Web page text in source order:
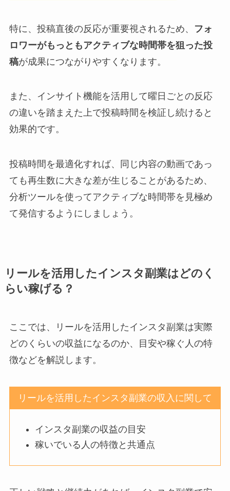
特に、投稿直後の反応が重要視されるため、
フォ
ロワーがもっともアクティブな時間帯を狙った投
稿が成果につながりやすくなります。
また、インサイト機能を活用して曜日ごとの反応
の違いを踏まえた上で投稿時間を検証し続けると
効果的です。
投稿時間を最適化すれば、同じ内容の動画であっ
ても再生数に大きな差が生じることがあるため、
分析ツールを使ってアクティブな時間帯を見極め
て発信するようにしましょう。
リールを活用したインスタ副業はどのく
らい稼げる？
ここでは、リールを活用したインスタ副業は実際
どのくらいの収益になるのか、目安や稼ぐ人の特
徴などを解説します。
リールを活用したインスタ副業の収入に関して
インスタ副業の収益の目安
稼いでいる人の特徴と共通点